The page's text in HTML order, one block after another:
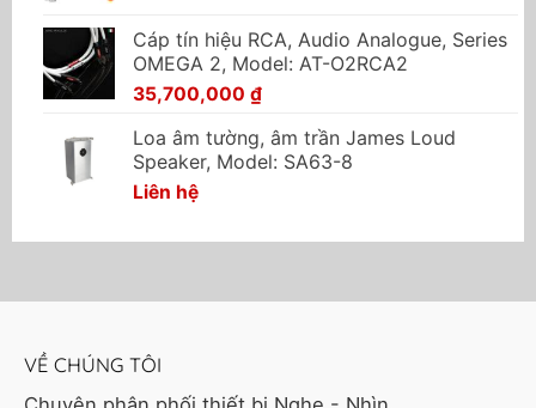
Cáp tín hiệu RCA, Audio Analogue, Series
OMEGA 2, Model: AT-O2RCA2
35,700,000 ₫
Loa âm tường, âm trần James Loud
Speaker, Model: SA63-8
Liên hệ
VỀ CHÚNG TÔI